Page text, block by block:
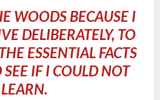
WOODS BECAUSE I
DELIBERATELY, TO
ESSENTIAL FACTS
IF I COULD NOT
LEARN.